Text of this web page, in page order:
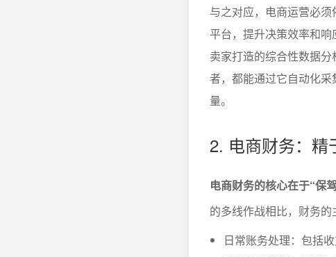
与之对应，电商运营必
平台，提升决策效率和
卖家打造的综合性数据
者，都能通过它自动化
量。
2. 电商财务：精
电商财务的核心在于“保
的多线作战相比，财务的
日常账务处理：包括